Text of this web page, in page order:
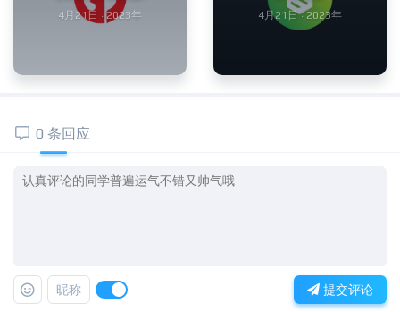
4月21日 · 2023年 4月21日 · 2023年
0 条回应
昵称 提交评论